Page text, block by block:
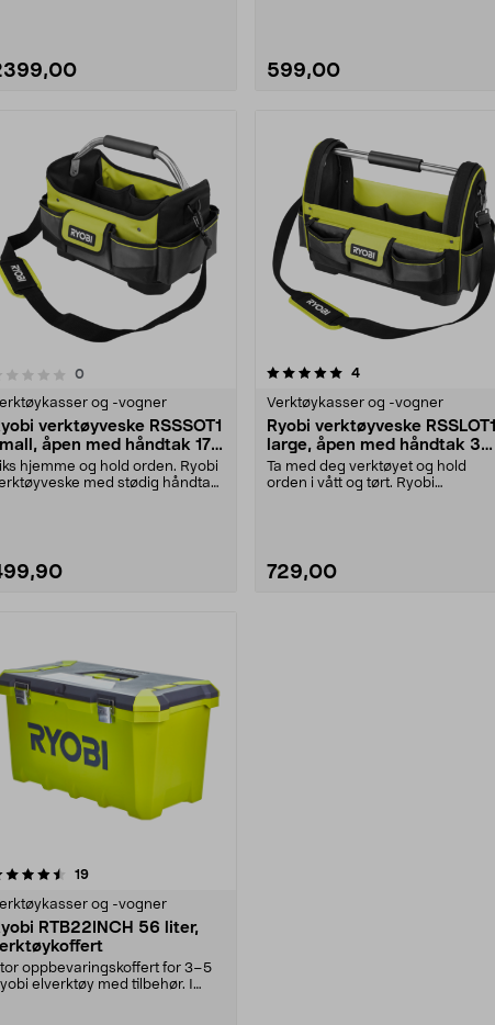
599,00
0
og -vogner
verktøyveske RSSSOT1
åpen med håndtak 17
hjemme og hold orden. Ryobi
med stødig håndtak
5.0 av 5 stjerner 4anmeldelser
Verktøykasser og -vogner
Ryobi verktøyveske RSSLOT1
large, åpen med håndtak 38
liter
Ta med deg verktøyet og hold
orden i vått og tørt. Ryobi
729,00
5.0 av 5 stjerner
19anmeldelser
og -vogner
RTB22INCH 56 liter,
oppbevaringskoffert for 3–5
elverktøy med tilbehør. I